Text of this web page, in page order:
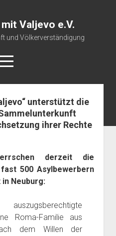
Valjevo e.V.
und Völkerverständigung
unterstützt die
ihrer Rechte
derzeit die
500 Asylbewerbern
Neuburg:
Roma-Familie aus
dem Willen der